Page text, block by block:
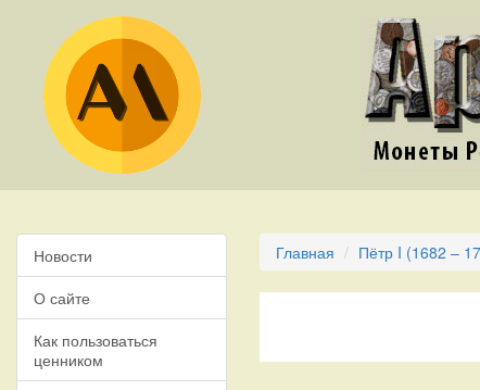
Новости
О сайте
Как пользоваться
ценником
Главная Пётр I (1682 –